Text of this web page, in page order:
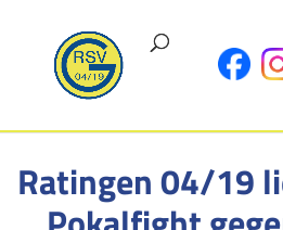
Ratingen 04/19